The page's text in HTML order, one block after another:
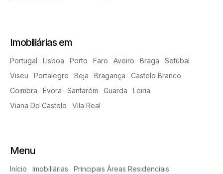
Imobiliárias em
Portugal Lisboa Porto Faro Aveiro Braga
Setúbal
Viseu
Portalegre Beja Bragança
Castelo Branco
Coimbra
Évora Santarém Guarda
Leiria
Viana Do Castelo
Vila Real
Menu
Início Imobiliárias Principais Áreas Residenciais